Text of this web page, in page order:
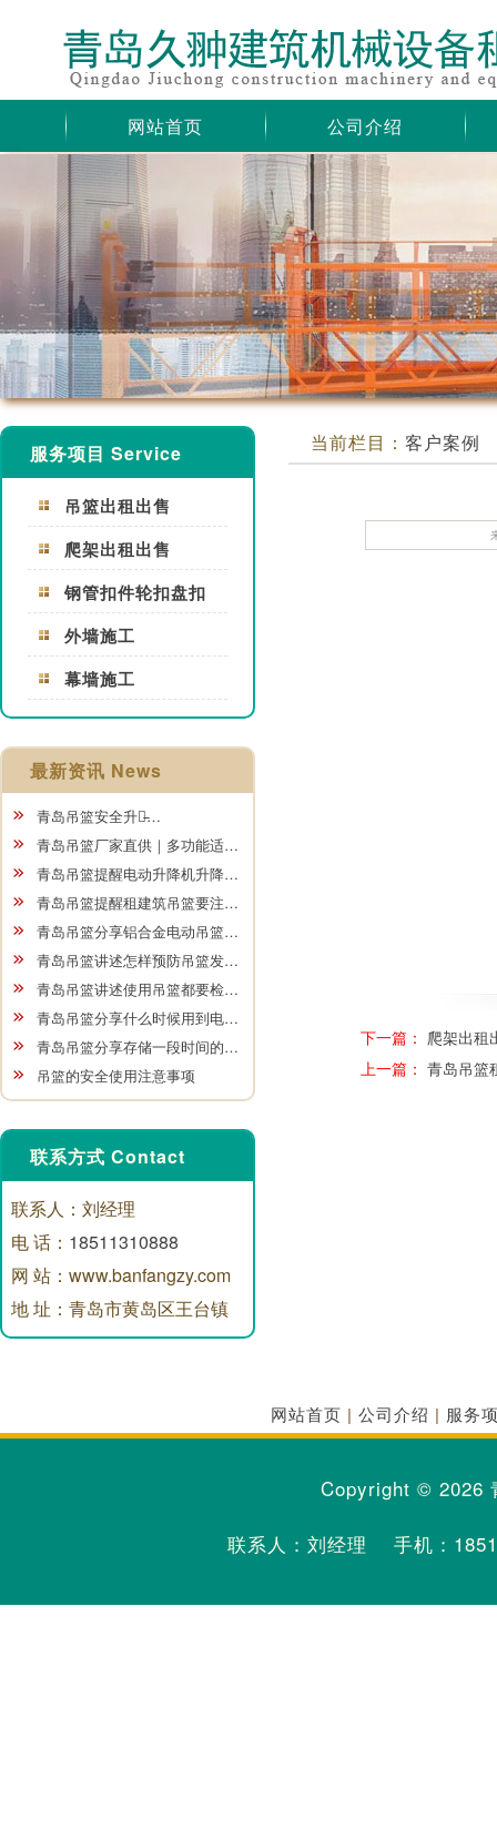
网站首页 公司介绍
服务项目 Service
吊篮出租出售
爬架出租出售
钢管扣件轮扣盘扣
外墙施工
幕墙施工
最新资讯 News
青岛吊篮安全升级̵…
青岛吊篮厂家直供｜多功能适…
青岛吊篮提醒电动升降机升降…
青岛吊篮提醒租建筑吊篮要注…
青岛吊篮分享铝合金电动吊篮…
青岛吊篮讲述怎样预防吊篮发…
青岛吊篮讲述使用吊篮都要检…
青岛吊篮分享什么时候用到电…
青岛吊篮分享存储一段时间的…
吊篮的安全使用注意事项
联系方式 Contact
联系人：刘经理
电 话： 18511310888
网 站：www.banfangzy.com
地 址：青岛市黄岛区王台镇
当前栏目： 客户案例
下一篇： 爬架出租
上一篇： 青岛吊篮
网站首页 | 公司介绍 | 服务
Copyright © 2026
联系人：刘经理 手机：